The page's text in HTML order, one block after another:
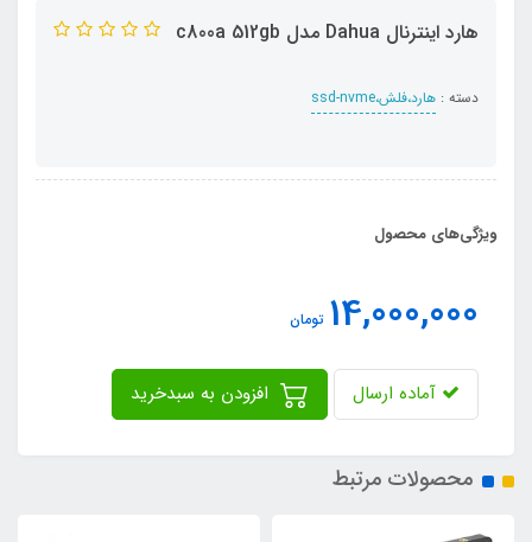
هارد اینترنال Dahua مدل c800a 512gb
دسته : هارد،فلش،ssd-nvme
ویژگی‌های محصول
14,000,000 تومان
آماده ارسال
محصولات مرتبط